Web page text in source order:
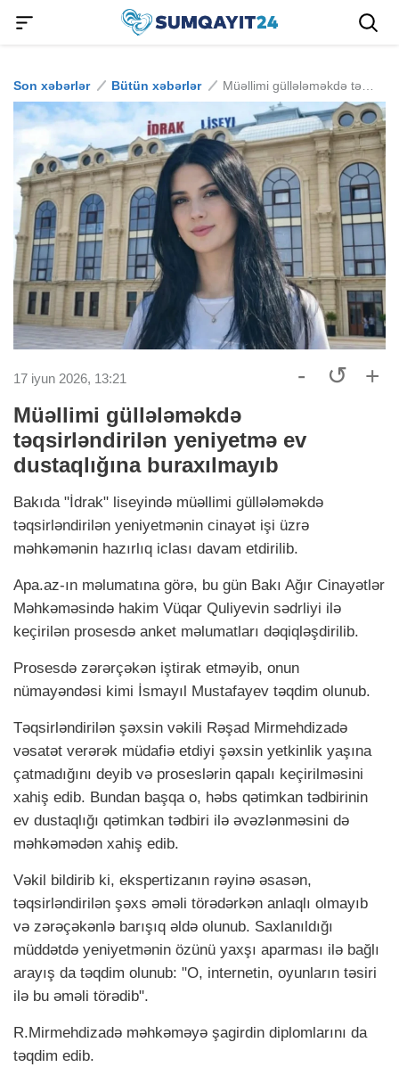
Son xəbərlər Bütün xəbərlər
17 iyun 2026, 13:21 - ↺ +
Müəllimi güllələməkdə
təqsirləndirilən yeniyetmə ev
dustaqlığına buraxılmayıb
Bakıda "İdrak" liseyində müəllimi güllələməkdə
təqsirləndirilən yeniyetmənin cinayət işi üzrə
məhkəmənin hazırlıq iclası davam etdirilib.
Apa.az-ın məlumatına görə, bu gün Bakı Ağır Cinayətlər
Məhkəməsində hakim Vüqar Quliyevin sədrliyi ilə
keçirilən prosesdə anket məlumatları dəqiqləşdirilib.
Prosesdə zərərçəkən iştirak etməyib, onun
nümayəndəsi kimi İsmayıl Mustafayev təqdim olunub.
Təqsirləndirilən şəxsin vəkili Rəşad Mirmehdizadə
vəsatət verərək müdafiə etdiyi şəxsin yetkinlik yaşına
çatmadığını deyib və proseslərin qapalı keçirilməsini
xahiş edib. Bundan başqa o, həbs qətimkan tədbirinin
ev dustaqlığı qətimkan tədbiri ilə əvəzlənməsini də
məhkəmədən xahiş edib.
Vəkil bildirib ki, ekspertizanın rəyinə əsasən,
təqsirləndirilən şəxs əməli törədərkən anlaqlı olmayıb
və zərəçəkənlə barışıq əldə olunub. Saxlanıldığı
müddətdə yeniyetmənin özünü yaxşı aparması ilə bağlı
arayış da təqdim olunub: "O, internetin, oyunların təsiri
ilə bu əməli törədib".
R.Mirmehdizadə məhkəməyə şagirdin diplomlarını da
təqdim edib.